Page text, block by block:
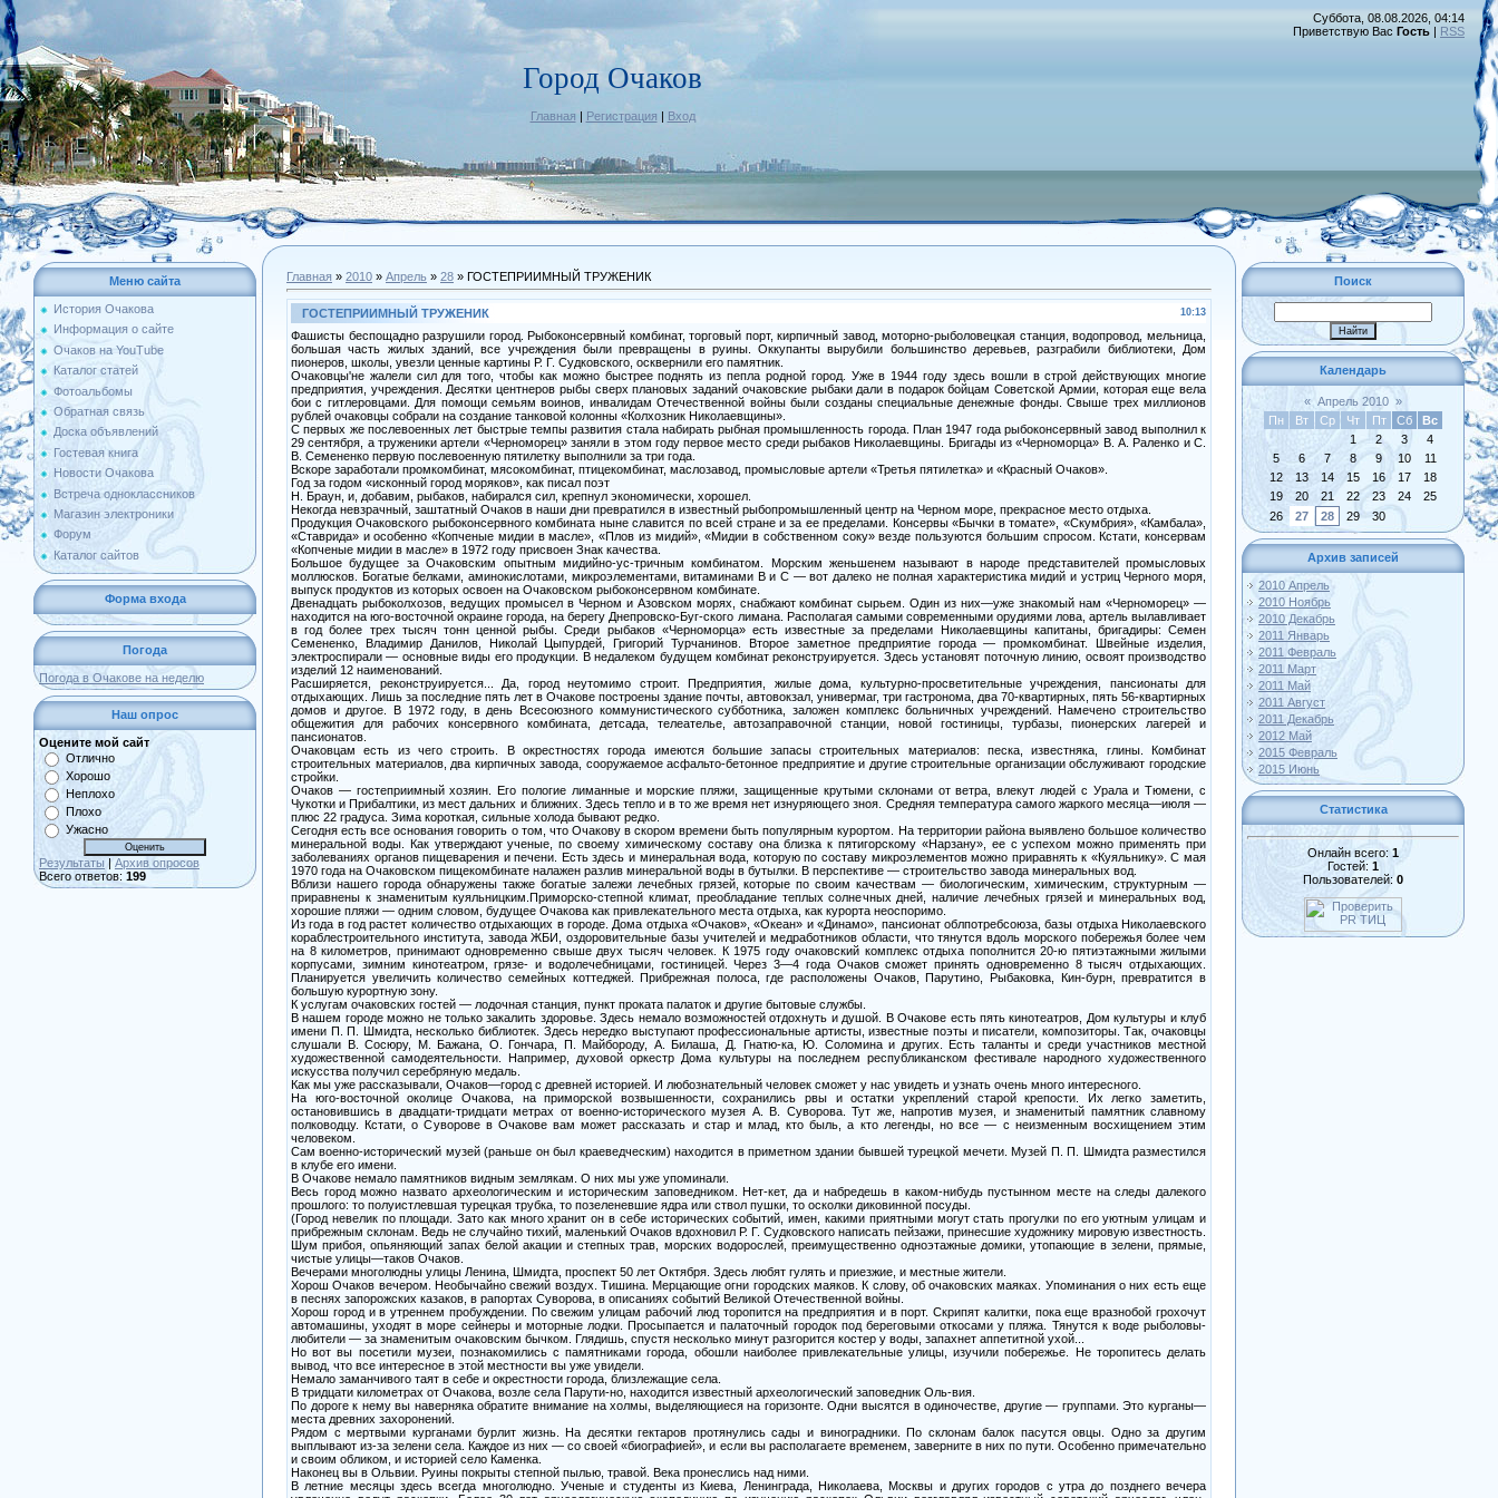
Город Очаков
Главная | Регистрация | Вход
Суббота, 08.08.2026, 04:14
Приветствую Вас Гость | RSS
Меню сайта
История Очакова
Информация о сайте
Очаков на YouTube
Каталог статей
Фотоальбомы
Обратная связь
Доска объявлений
Гостевая книга
Новости Очакова
Встреча одноклассников
Магазин электроники
Форум
Каталог сайтов
Форма входа
Погода
Погода в Очакове на неделю
Наш опрос
Оцените мой сайт
Отлично
Хорошо
Неплохо
Плохо
Ужасно
Результаты | Архив опросов
Всего ответов: 199
Главная » 2010 » Апрель » 28 » ГОСТЕПРИИМНЫЙ ТРУЖЕНИК
10:13
ГОСТЕПРИИМНЫЙ ТРУЖЕНИК
Фашисты беспощадно разрушили город. Рыбоконсервный комбинат, торговый порт, кирпичный завод, моторно-рыболовецкая станция, водопровод, мельница,
большая часть жилых зданий, все учреждения были превращены в руины. Оккупанты вырубили большинство деревьев, разграбили библиотеки, Дом
пионеров, школы, увезли ценные картины Р. Г. Судковского, осквернили его памятник.
Очаковцы'не жалели сил для того, чтобы как можно быстрее поднять из пепла родной город. Уже в 1944 году здесь вошли в строй действующих многие
предприятия, учреждения. Десятки центнеров рыбы сверх плановых заданий очаковские рыбаки дали в подарок бойцам Советской Армии, которая еще вела
бои с гитлеровцами. Для помощи семьям воинов, инвалидам Отечественной войны были созданы специальные денежные фонды. Свыше трех миллионов
рублей очаковцы собрали на создание танковой колонны «Колхозник Николаевщины».
С первых же послевоенных лет быстрые темпы развития стала набирать рыбная промышленность города. План 1947 года рыбоконсервный завод выполнил к
29 сентября, а труженики артели «Черноморец» заняли в этом году первое место среди рыбаков Николаевщины. Бригады из «Черноморца» В. А. Раленко и С.
В. Семененко первую послевоенную пятилетку выполнили за три года.
Вскоре заработали промкомбинат, мясокомбинат, птицекомбинат, маслозавод, промысловые артели «Третья пятилетка» и «Красный Очаков».
Год за годом «исконный город моряков», как писал поэт
Н. Браун, и, добавим, рыбаков, набирался сил, крепнул экономически, хорошел.
Некогда невзрачный, заштатный Очаков в наши дни превратился в известный рыбопромышленный центр на Черном море, прекрасное место отдыха.
Продукция Очаковского рыбоконсервного комбината ныне славится по всей стране и за ее пределами. Консервы «Бычки в томате», «Скумбрия», «Камбала»,
«Ставрида» и особенно «Копченые мидии в масле», «Плов из мидий», «Мидии в собственном соку» везде пользуются большим спросом. Кстати, консервам
«Копченые мидии в масле» в 1972 году присвоен Знак качества.
Большое будущее за Очаковским опытным мидийно-ус-тричным комбинатом. Морским женьшенем называют в народе представителей промысловых
моллюсков. Богатые белками, аминокислотами, микроэлементами, витаминами В и С — вот далеко не полная характеристика мидий и устриц Черного моря,
выпуск продуктов из которых освоен на Очаковском рыбоконсервном комбинате.
Двенадцать рыбоколхозов, ведущих промысел в Черном и Азовском морях, снабжают комбинат сырьем. Один из них—уже знакомый нам «Черноморец» —
находится на юго-восточной окраине города, на берегу Днепровско-Буг-ского лимана. Располагая самыми современными орудиями лова, артель вылавливает
в год более трех тысяч тонн ценной рыбы. Среди рыбаков «Черноморца» есть известные за пределами Николаевщины капитаны, бригадиры: Семен
Семененко, Владимир Данилов, Николай Цыпурдей, Григорий Турчанинов. Второе заметное предприятие города — промкомбинат. Швейные изделия,
электроспирали — основные виды его продукции. В недалеком будущем комбинат реконструируется. Здесь установят поточную линию, освоят производство
изделий 12 наименований.
Расширяется, реконструируется... Да, город неутомимо строит. Предприятия, жилые дома, культурно-просветительные учреждения, пансионаты для
отдыхающих. Лишь за последние пять лет в Очакове построены здание почты, автовокзал, универмаг, три гастронома, два 70-квартирных, пять 56-квартирных
домов и другое. В 1972 году, в день Всесоюзного коммунистического субботника, заложен комплекс больничных учреждений. Намечено строительство
общежития для рабочих консервного комбината, детсада, телеателье, автозаправочной станции, новой гостиницы, турбазы, пионерских лагерей и
пансионатов.
Очаковцам есть из чего строить. В окрестностях города имеются большие запасы строительных материалов: песка, известняка, глины. Комбинат
строительных материалов, два кирпичных завода, сооружаемое асфальто-бетонное предприятие и другие строительные организации обслуживают городские
стройки.
Очаков — гостеприимный хозяин. Его пологие лиманные и морские пляжи, защищенные крутыми склонами от ветра, влекут людей с Урала и Тюмени, с
Чукотки и Прибалтики, из мест дальних и ближних. Здесь тепло и в то же время нет изнуряющего зноя. Средняя температура самого жаркого месяца—июля —
плюс 22 градуса. Зима короткая, сильные холода бывают редко.
Сегодня есть все основания говорить о том, что Очакову в скором времени быть популярным курортом. На территории района выявлено большое количество
минеральной воды. Как утверждают ученые, по своему химическому составу она близка к пятигорскому «Нарзану», ее с успехом можно применять при
заболеваниях органов пищеварения и печени. Есть здесь и минеральная вода, которую по составу микроэлементов можно приравнять к «Куяльнику». С мая
1970 года на Очаковском пищекомбинате налажен разлив минеральной воды в бутылки. В перспективе — строительство завода минеральных вод.
Вблизи нашего города обнаружены также богатые залежи лечебных грязей, которые по своим качествам — биологическим, химическим, структурным —
приравнены к знаменитым куяльницким.Приморско-степной климат, преобладание теплых солнечных дней, наличие лечебных грязей и минеральных вод,
хорошие пляжи — одним словом, будущее Очакова как привлекательного места отдыха, как курорта неоспоримо.
Из года в год растет количество отдыхающих в городе. Дома отдыха «Очаков», «Океан» и «Динамо», пансионат облпотребсоюза, базы отдыха Николаевского
кораблестроительного института, завода ЖБИ, оздоровительные базы учителей и медработников области, что тянутся вдоль морского побережья более чем
на 8 километров, принимают одновременно свыше двух тысяч человек. К 1975 году очаковский комплекс отдыха пополнится 20-ю пятиэтажными жилыми
корпусами, зимним кинотеатром, грязе- и водолечебницами, гостиницей. Через 3—4 года Очаков сможет принять одновременно 8 тысяч отдыхающих.
Планируется увеличить количество семейных коттеджей. Прибрежная полоса, где расположены Очаков, Парутино, Рыбаковка, Кин-бурн, превратится в
большую курортную зону.
К услугам очаковских гостей — лодочная станция, пункт проката палаток и другие бытовые службы.
В нашем городе можно не только закалить здоровье. Здесь немало возможностей отдохнуть и душой. В Очакове есть пять кинотеатров, Дом культуры и клуб
имени П. П. Шмидта, несколько библиотек. Здесь нередко выступают профессиональные артисты, известные поэты и писатели, композиторы. Так, очаковцы
слушали В. Сосюру, М. Бажана, О. Гончара, П. Майбороду, А. Билаша, Д. Гнатю-ка, Ю. Соломина и других. Есть таланты и среди участников местной
художественной самодеятельности. Например, духовой оркестр Дома культуры на последнем республиканском фестивале народного художественного
искусства получил серебряную медаль.
Как мы уже рассказывали, Очаков—город с древней историей. И любознательный человек сможет у нас увидеть и узнать очень много интересного.
На юго-восточной околице Очакова, на приморской возвышенности, сохранились рвы и остатки укреплений старой крепости. Их легко заметить,
остановившись в двадцати-тридцати метрах от военно-исторического музея А. В. Суворова. Тут же, напротив музея, и знаменитый памятник славному
полководцу. Кстати, о Суворове в Очакове вам может рассказать и стар и млад, кто быль, а кто легенды, но все — с неизменным восхищением этим
человеком.
Сам военно-исторический музей (раньше он был краеведческим) находится в приметном здании бывшей турецкой мечети. Музей П. П. Шмидта разместился
в клубе его имени.
В Очакове немало памятников видным землякам. О них мы уже упоминали.
Весь город можно назвато археологическим и историческим заповедником. Нет-кет, да и набредешь в каком-нибудь пустынном месте на следы далекого
прошлого: то полуистлевшая турецкая трубка, то позеленевшие ядра или ствол пушки, то осколки диковинной посуды.
(Город невелик по площади. Зато как много хранит он в себе исторических событий, имен, какими приятными могут стать прогулки по его уютным улицам и
прибрежным склонам. Ведь не случайно тихий, маленький Очаков вдохновил Р. Г. Судковского написать пейзажи, принесшие художнику мировую известность.
Шум прибоя, опьяняющий запах белой акации и степных трав, морских водорослей, преимущественно одноэтажные домики, утопающие в зелени, прямые,
чистые улицы—таков Очаков.
Вечерами многолюдны улицы Ленина, Шмидта, проспект 50 лет Октября. Здесь любят гулять и приезжие, и местные жители.
Хорош Очаков вечером. Необычайно свежий воздух. Тишина. Мерцающие огни городских маяков. К слову, об очаковских маяках. Упоминания о них есть еще
в песнях запорожских казаков, в рапортах Суворова, в описаниях событий Великой Отечественной войны.
Хорош город и в утреннем пробуждении. По свежим улицам рабочий люд торопится на предприятия и в порт. Скрипят калитки, пока еще вразнобой грохочут
автомашины, уходят в море сейнеры и моторные лодки. Просыпается и палаточный городок под береговыми откосами у пляжа. Тянутся к воде рыболовы-
любители — за знаменитым очаковским бычком. Глядишь, спустя несколько минут разгорится костер у воды, запахнет аппетитной ухой...
Но вот вы посетили музеи, познакомились с памятниками города, обошли наиболее привлекательные улицы, изучили побережье. Не торопитесь делать
вывод, что все интересное в этой местности вы уже увидели.
Немало заманчивого таят в себе и окрестности города, близлежащие села.
В тридцати километрах от Очакова, возле села Парути-но, находится известный археологический заповедник Оль-вия.
По дороге к нему вы наверняка обратите внимание на холмы, выделяющиеся на горизонте. Одни высятся в одиночестве, другие — группами. Это курганы—
места древних захоронений.
Рядом с мертвыми курганами бурлит жизнь. На десятки гектаров протянулись сады и виноградники. По склонам балок пасутся овцы. Одно за другим
выплывают из-за зелени села. Каждое из них — со своей «биографией», и если вы располагаете временем, заверните в них по пути. Особенно примечательно
и своим обликом, и историей село Каменка.
Наконец вы в Ольвии. Руины покрыты степной пылью, травой. Века пронеслись над ними.
В летние месяцы здесь всегда многолюдно. Ученые и студенты из Киева, Ленинграда, Николаева, Москвы и других городов с утра до позднего вечера
Поиск
Календарь
« Апрель 2010 »
Пн
Вт Ср Чт Пт Сб
Вс
1
2 3
4
5
6 7 8 9 10
11
12
13 14 15 16 17
18
19
20 21 22 23 24
25
26
27 28 29 30
Архив записей
2010 Апрель
2010 Ноябрь
2010 Декабрь
2011 Январь
2011 Февраль
2011 Март
2011 Май
2011 Август
2011 Декабрь
2012 Май
2015 Февраль
2015 Июнь
Статистика
Онлайн всего:1
Гостей: 1
Пользователей:0